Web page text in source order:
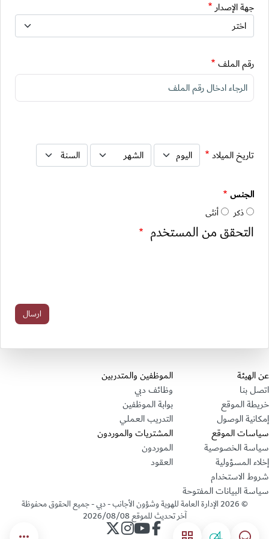
جهة الإصدار
رقم الملف
تاريخ الميلاد تاريخ الميلاد: اليومتاريخ الميلاد: الشهر تاريخ الميلاد: السنة
الجنس
ذكر أنثى
التحقق من المستخدم
قسم التذييل
عن الهيئة
اتصل بنا
خريطة الموقع
إمكانية الوصول
الموظفين والمتدربين
وظائف دبي
بوابة الموظفين
التدريب العملي
سياسات الموقع
سياسة الخصوصية
إخلاء المسؤولية
شروط الاستخدام
سياسة البيانات المفتوحة
المشتريات والموردون
الموردون
العقود
©
2026الإدارة العامة للهوية وشؤون الأجانب - دبي - جميع الحقوق محفوظة
آخر تحديث للموقع2026/08/08
حساب الإدارة على فيسبوك
حساب الإدارة على يوتيوب
حساب الإدارة على انستجرام
حساب الإدارة على تويتر